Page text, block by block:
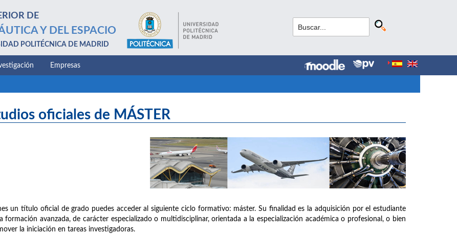
DE
Y DEL ESPACIO
POLITÉCNICA DE MADRID
Empresas
oficiales de MÁSTER
un título oficial de grado puedes acceder al siguiente ciclo formativo: máster. Su finalidad es la adquisición por el estudiante
formación avanzada, de carácter especializado o multidisciplinar, orientada a la especialización académica o profesional, o bien
la iniciación en tareas investigadoras.